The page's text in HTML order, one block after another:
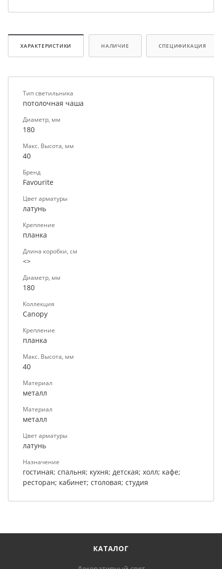
ХАРАКТЕРИСТИКИ НАЛИЧИЕ СПЕЦИФИКАЦИЯ
Тип светильника
потолочная чаша
Диаметр, мм
180
Макс. Высота, мм
40
Бренд
Favourite
Цвет арматуры
латунь
Крепление
планка
Длина коробки, см
<>
Диаметр, мм
180
Коллекция
Canopy
Крепление
планка
Макс. Высота, мм
40
Материал
металл
Материал
металл
Цвет арматуры
латунь
Назначение
гостиная; спальня; кухня; детская; холл; кафе;
ресторан; кабинет; столовая; студия
КАТАЛОГ